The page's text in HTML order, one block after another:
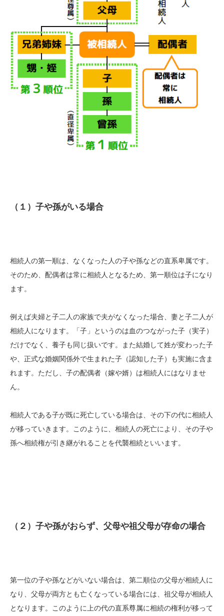
（１）子や孫がいる場合
相続人の第一順は、なくなった人の子や孫などの直系卑属です。
そのため、配偶者は常に相続人となるため、第一順位は子になり
ます。
例えば夫婦と子二人の家族で夫がなくなった場合、妻と子二人が
相続人になります。「子」というのは血のつながった子（実子）
だけでなく、養子も同じ扱いです。また結婚して姓が変わった子
や、正式な婚姻関係外で生まれた子（認知した子）も実施に含ま
れます。ただし、子の配偶者（嫁や婿）は相続人にはなりませ
ん。
相続人である子が既に死亡している場合は、その下の代に相続人
が移っていきます。このように、相続人の死亡により、その子や
孫へ相続権が引き継がれることを代襲相続といいます。
（２）子や孫がおらず、父母や祖父母が存命の場合
第一位の子や孫などがいない場合は、第二順位の父母が相続人に
なり、父母が両方とも亡くなっている場合には、祖父母が相続人
となります。このように上の代の直系尊属に相続の権利が移って